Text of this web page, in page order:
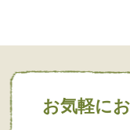
お気軽に